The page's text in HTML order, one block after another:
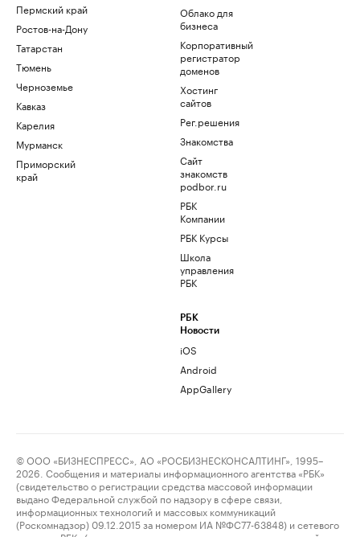
Пермский край
Ростов-на-Дону
Татарстан
Тюмень
Черноземье
Кавказ
Карелия
Мурманск
Приморский
край
Облако для
бизнеса
Корпоративный
регистратор
доменов
Хостинг
сайтов
Рег.решения
Знакомства
Сайт
знакомств
podbor.ru
РБК
Компании
РБК Курсы
Школа
управления
РБК
РБК
Новости
iOS
Android
AppGallery
© ООО «БИЗНЕСПРЕСС», АО «РОСБИЗНЕСКОНСАЛТИНГ», 1995–
2026. Сообщения и материалы информационного агентства «РБК»
(свидетельство о регистрации средства массовой информации
выдано Федеральной службой по надзору в сфере связи,
информационных технологий и массовых коммуникаций
(Роскомнадзор) 09.12.2015 за номером ИА №ФС77-63848) и сетевого